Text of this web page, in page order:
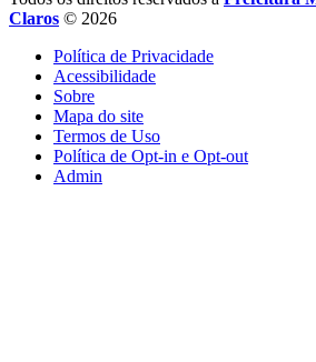
Claros © 2026
Política de Privacidade
Acessibilidade
Sobre
Mapa do site
Termos de Uso
Política de Opt-in e Opt-out
Admin